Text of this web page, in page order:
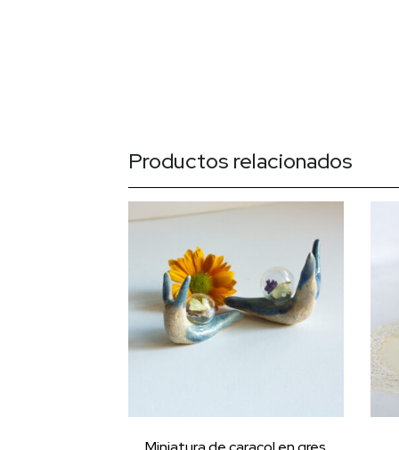
Productos relacionados